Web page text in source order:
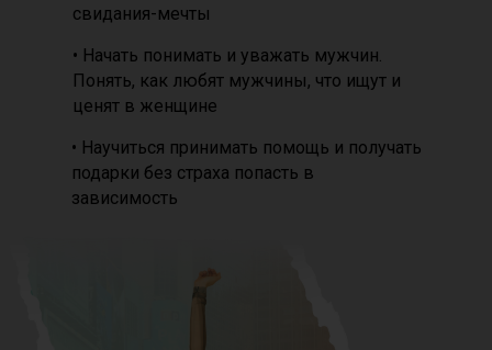
свидания-мечты
• Начать понимать и уважать мужчин.
Понять, как любят мужчины, что ищут и
ценят в женщине
• Научиться принимать помощь и получать
подарки без страха попасть в
зависимость